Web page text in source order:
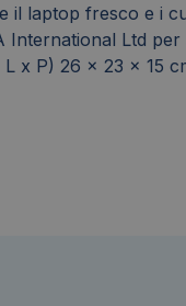
il laptop fresco e i
Ltd per
x P) 26 x 23 x 15